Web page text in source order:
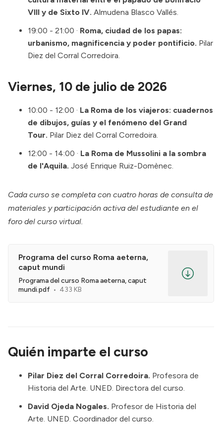
VIII y de Sixto IV. Almudena Blasco Vallés.
19:00 - 21:00 · Roma, ciudad de los papas:
urbanismo, magnificencia y poder pontificio. Pilar
Diez del Corral Corredoira.
Viernes, 10 de julio de 2026
10:00 - 12:00 · La Roma de los viajeros: cuadernos
de dibujos, guías y el fenómeno del Grand
Tour. Pilar Diez del Corral Corredoira.
12:00 - 14:00 · La Roma de Mussolini a la sombra
de l'Aquila. José Enrique Ruiz-Domènec.
Cada curso se completa con cuatro horas de consulta de
materiales y participación activa del estudiante en el
foro del curso virtual.
Programa del curso Roma aeterna,
caput mundi
Programa del curso Roma aeterna, caput
mundi.pdf
433 KB
Quién imparte el curso
Pilar Diez del Corral Corredoira. Profesora de
Historia del Arte. UNED. Directora del curso.
David Ojeda Nogales. Profesor de Historia del
Arte. UNED. Coordinador del curso.